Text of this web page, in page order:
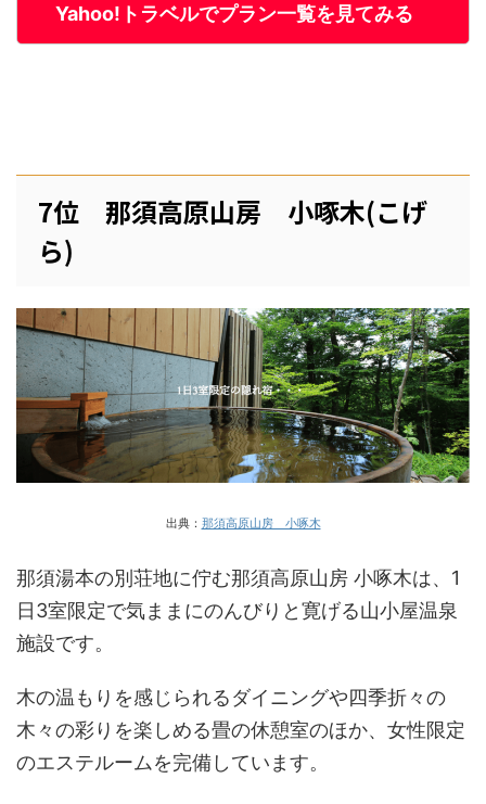
Yahoo!トラベルでプラン一覧を見てみる
7位 那須高原山房 小啄木(こげ
ら)
出典： 那須高原山房 小啄木
那須湯本の別荘地に佇む那須高原山房 小啄木は、1
日3室限定で気ままにのんびりと寛げる山小屋温泉
施設です。
木の温もりを感じられるダイニングや四季折々の
木々の彩りを楽しめる畳の休憩室のほか、女性限定
のエステルームを完備しています。